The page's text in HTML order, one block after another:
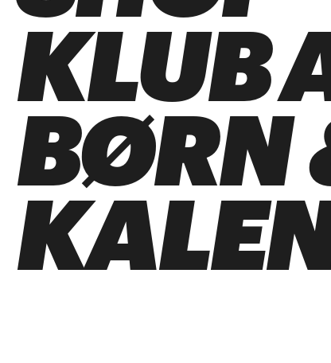
KLUB
BØRN